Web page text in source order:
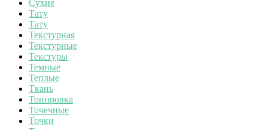
Сухие
Тату
Тату
Текстурная
Текстурные
Текстуры
Темные
Теплые
Ткань
Тонировка
Точечные
Точки